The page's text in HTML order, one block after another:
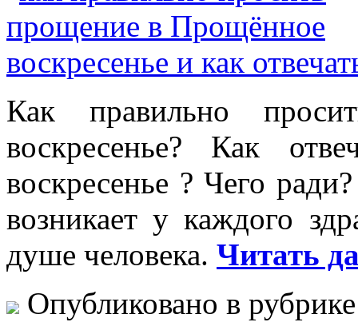
Как правильно
воскресенье? Как
воскресенье ? Чего
возникает у каждого
душе человека. Читать
Опубликовано в